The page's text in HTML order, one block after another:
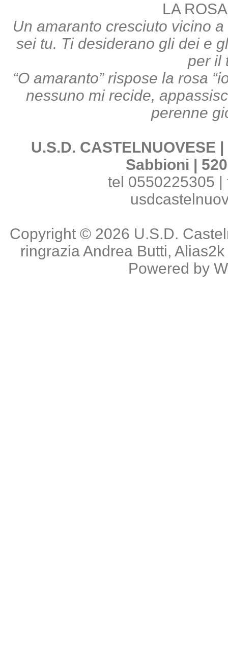
LA
Un amaranto cresciuto vicino
sei tu. Ti desiderano gli dei e
per il
“O amaranto” rispose la rosa
nessuno mi recide,
perenne
U.S.D.
Sabbioni |
tel 0550225305
Copyright © 2026 U.S.D.
ringraziaAndrea Butti, Alias2k
Powered by